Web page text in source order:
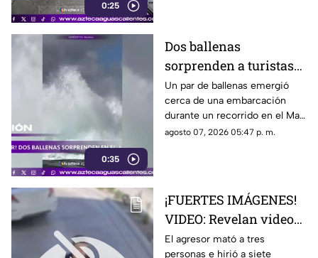
0:25
0:35
Dos ballenas
sorprenden a turistas
durante avistamiento
en el Mar de Cortés
Un par de ballenas emergió
cerca de una embarcación
durante un recorrido en el Mar
de Cortés. El avistamiento fue
agosto 07, 2026 05:47 p. m.
¡FUERTES IMÁGENES!
VIDEO: Revelan videos
de seguridad del tiroteo
El agresor mató a tres
personas e hirió a siete